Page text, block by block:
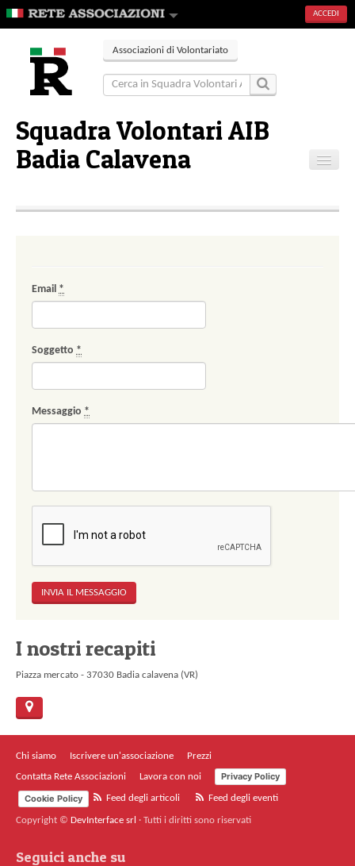
ACCEDI
Associazioni di Volontariato
Squadra Volontari AIB
Badia Calavena
Contatti
Email *
Soggetto *
Messaggio *
I nostri recapiti
Piazza mercato - 37030 Badia calavena (VR)
Chi siamo Iscrivere un'associazione
Prezzi
Contatta Rete Associazioni
Lavora con noi
Privacy Policy
Cookie Policy
Feed degli articoli Feed degli eventi
Copyright © DevInterface srl · Tutti i diritti sono riservati
Seguici anche su